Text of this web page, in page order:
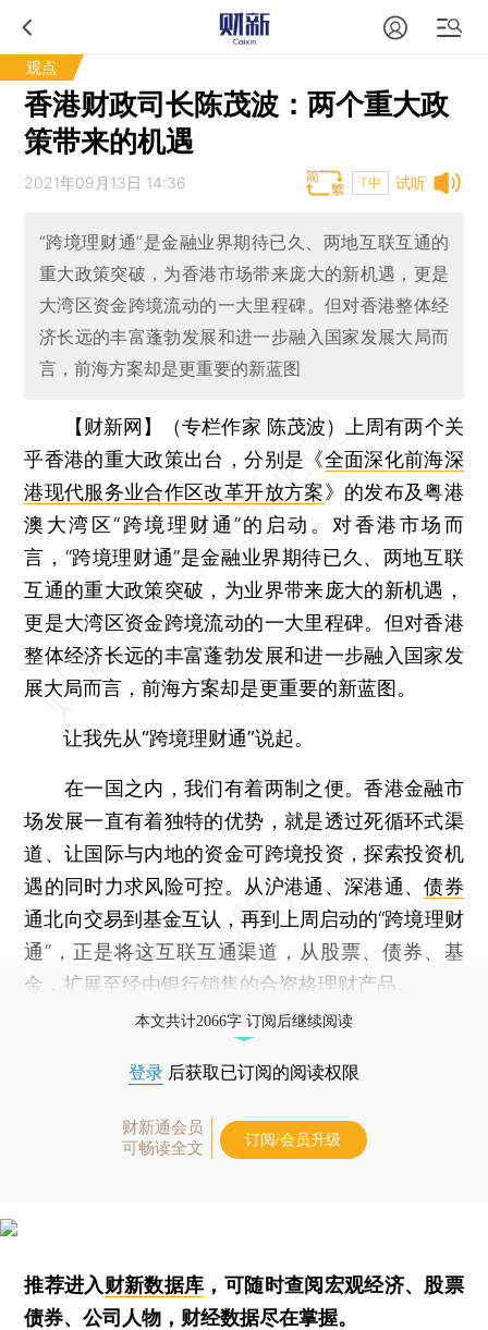
观点
香港财政司长陈茂波：两个重大政
策带来的机遇
试听
2021年09月13日 14:36 T中
“跨境理财通”是金融业界期待已久、两地互联互通的
重大政策突破，为香港市场带来庞大的新机遇，更是
大湾区资金跨境流动的一大里程碑。但对香港整体经
济长远的丰富蓬勃发展和进一步融入国家发展大局而
言，前海方案却是更重要的新蓝图
【财新网】（专栏作家 陈茂波）
上周有两个关
乎香港的重大政策出台，分别是《全面深化前海深
港现代服务业合作区改革开放方案》的发布及粤港
澳大湾区“跨境理财通”的启动。对香港市场而
言，“跨境理财通”是金融业界期待已久、两地互联
互通的重大政策突破，为业界带来庞大的新机遇，
更是大湾区资金跨境流动的一大里程碑。但对香港
整体经济长远的丰富蓬勃发展和进一步融入国家发
展大局而言，前海方案却是更重要的新蓝图。
让我先从“跨境理财通”说起。
在一国之内，我们有着两制之便。香港金融市
场发展一直有着独特的优势，就是透过死循环式渠
道、让国际与内地的资金可跨境投资，探索投资机
遇的同时力求风险可控。从沪港通、深港通、债券
通北向交易到基金互认，再到上周启动的“跨境理财
通”，正是将这互联互通渠道，从股票、债券、基
金，扩展至经由银行销售的合资格理财产品。
本文共计2066字 订阅后继续阅读
登录 后获取已订阅的阅读权限
财新通会员
可畅读全文
订阅/会员升级
推荐进入财新数据库 ，可随时查阅宏观经济、股票
债券、公司人物，财经数据尽在掌握。